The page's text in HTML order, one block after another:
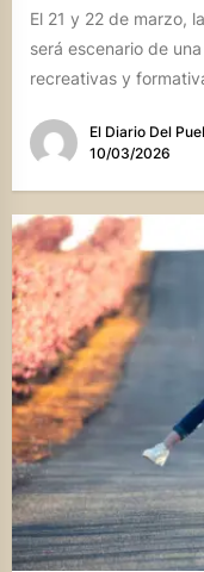
El 21 y 22 de marzo,
será escenario de
recreativas y
El Diario Del
10/03/2026